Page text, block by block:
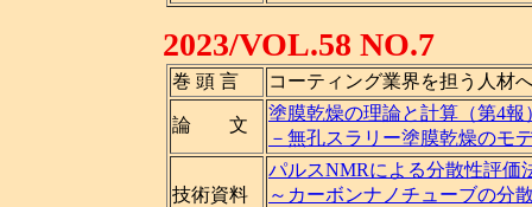
2023/VOL.58 NO.7
巻 頭 言 コーティング業界を担う人材
論 文
塗膜乾燥の理論と計算（第4報
－無孔スラリー塗膜乾燥のモ
技術資料
パルスNMRによる分散性評価
～カーボンナノチューブの分